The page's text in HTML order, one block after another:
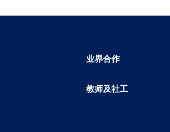
业界合作
教师及社工